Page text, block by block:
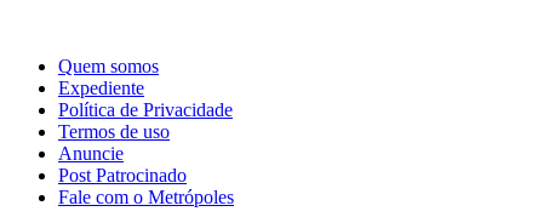
Quem somos
Expediente
Política de Privacidade
Termos de uso
Anuncie
Post Patrocinado
Fale com o Metrópoles